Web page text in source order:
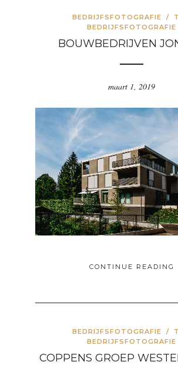
BEDRIJFSFOTOGRAFIE /
BEDRIJFSFOTOGRAFIE
BOUWBEDRIJVEN
maart 1, 2019
CONTINUE READING
BEDRIJFSFOTOGRAFIE /
BEDRIJFSFOTOGRAFIE
COPPENS GROEP